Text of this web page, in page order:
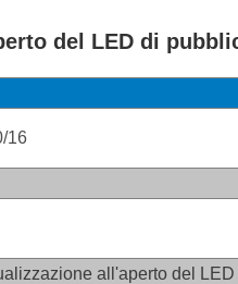
del LED di
/16
all'aperto del